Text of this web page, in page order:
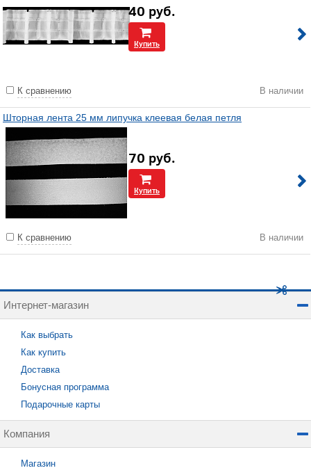
40 руб.
Купить
К сравнению В наличии
Шторная лента 25 мм липучка клеевая белая петля
70 руб.
Купить
К сравнению В наличии
Интернет-магазин
Как выбрать
Как купить
Доставка
Бонусная программа
Подарочные карты
Компания
Магазин